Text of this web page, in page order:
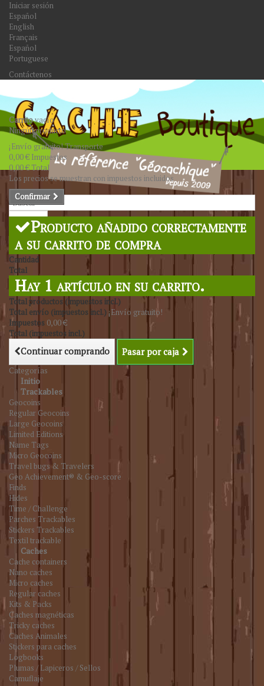
Iniciar sesión
Español
English
Français
Español
Portuguese
Contáctenos
Buscar
Carritovacío
Ningún producto
¡Envío gratuito!Transporte
0,00 € Impuestos
0,00 €Total
Los precios se muestran con impuestos incluidos
Confirmar
Producto añadido correctamente
a su carrito de compra
Cantidad
Total
Hay 1 artículo en su carrito.
Total productos (impuestos incl.)
Total envío (impuestos incl.) ¡Envío gratuito!
Impuestos 0,00 €
Total (impuestos incl.)
Continuar comprando Pasar por caja
Categorías
Initio
Trackables
Geocoins
Regular Geocoins
Large Geocoins
Limited Editions
Name Tags
Micro Geocoins
Travel bugs & Travelers
Geo Achievement® & Geo-score
Finds
Hides
Time / Challenge
Parches Trackables
Stickers Trackables
Textil trackable
Caches
Cache containers
Nano caches
Micro caches
Regular caches
Kits & Packs
Caches magnéticas
Tricky caches
Caches Animales
Stickers para caches
Logbooks
Plumas / Lapiceros / Sellos
Camuflaje